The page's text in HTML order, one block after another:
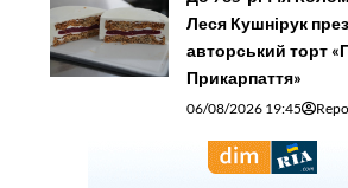
Леся Кушнірук
авторський торт
Прикарпаття»
06/08/2026 19:45